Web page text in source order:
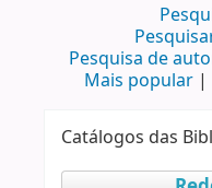
Pesquisa de
Mais popular
Catálogos das